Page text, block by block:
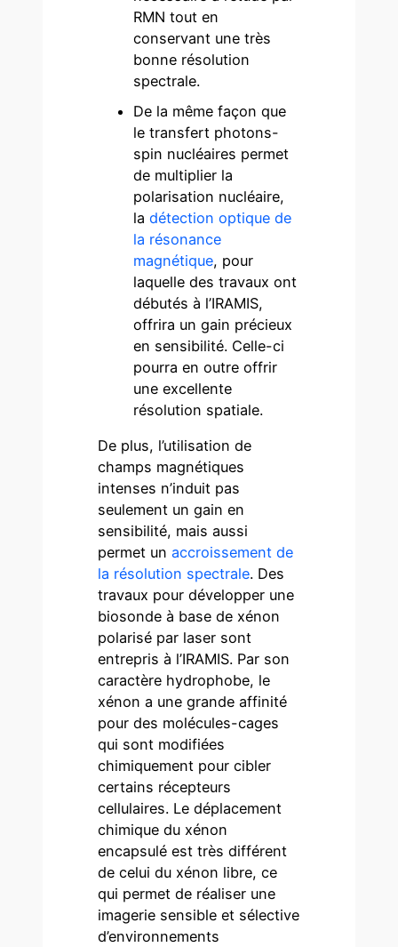
RMN tout en
conservant une très
bonne résolution
spectrale.
De la même façon que
le transfert photons-
spin nucléaires permet
de multiplier la
polarisation nucléaire,
ladétection optique de
la résonance
magnétique, pour
laquelle des travaux ont
débutés à l’IRAMIS,
offrira un gain précieux
en sensibilité. Celle-ci
pourra en outre offrir
une excellente
résolution spatiale.
De plus, l’utilisation de
champs magnétiques
intenses n’induit pas
seulement un gain en
sensibilité, mais aussi
permet unaccroissement de
la résolution spectrale. Des
travaux pour développer une
biosonde à base de xénon
polarisé par laser sont
entrepris à l’IRAMIS. Par son
caractère hydrophobe, le
xénon a une grande affinité
pour des molécules-cages
qui sont modifiées
chimiquement pour cibler
certains récepteurs
cellulaires. Le déplacement
chimique du xénon
encapsulé est très différent
de celui du xénon libre, ce
qui permet de réaliser une
imagerie sensible et sélective
d’environnements